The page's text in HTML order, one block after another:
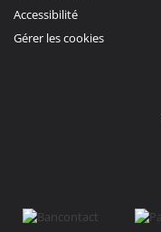
Accessibilité
Gérer les cookies